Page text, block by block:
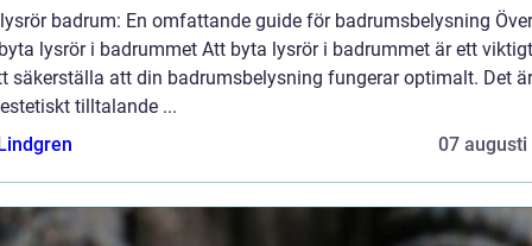
badrum: En omfattande guide för badrumsbelysning
lysrör i badrummet Att byta lysrör i badrummet är ett
säkerställa att din badrumsbelysning fungerar optimalt. Det
tilltalande ...
07 augusti